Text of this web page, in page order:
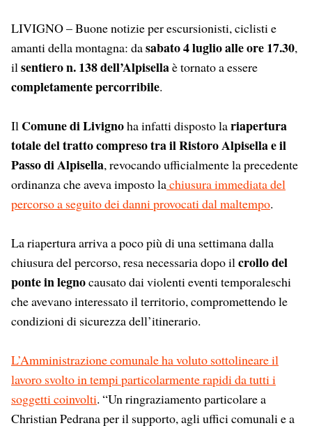
LIVIGNO – Buone notizie per escursionisti, ciclisti e
amanti della montagna: dasabato 4 luglio alle ore 17.30,
ilsentiero n. 138 dell’Alpisellaè tornato a essere
completamente percorribile.
Il Comune di Livignoha infatti disposto lariapertura
totale del tratto compreso tra il Ristoro Alpisella e il
Passo di Alpisella, revocando ufficialmente la precedente
ordinanza che aveva imposto lachiusura immediata del
percorso a seguito dei danni provocati dal maltempo.
La riapertura arriva a poco più di una settimana dalla
chiusura del percorso, resa necessaria dopo ilcrollo del
ponte in legnocausato dai violenti eventi temporaleschi
che avevano interessato il territorio, compromettendo le
condizioni di sicurezza dell’itinerario.
L’Amministrazione comunale ha voluto sottolineare il
lavoro svolto in tempi particolarmente rapidi da tutti i
soggetti coinvolti. “Un ringraziamento particolare a
Christian Pedrana per il supporto, agli uffici comunali e a